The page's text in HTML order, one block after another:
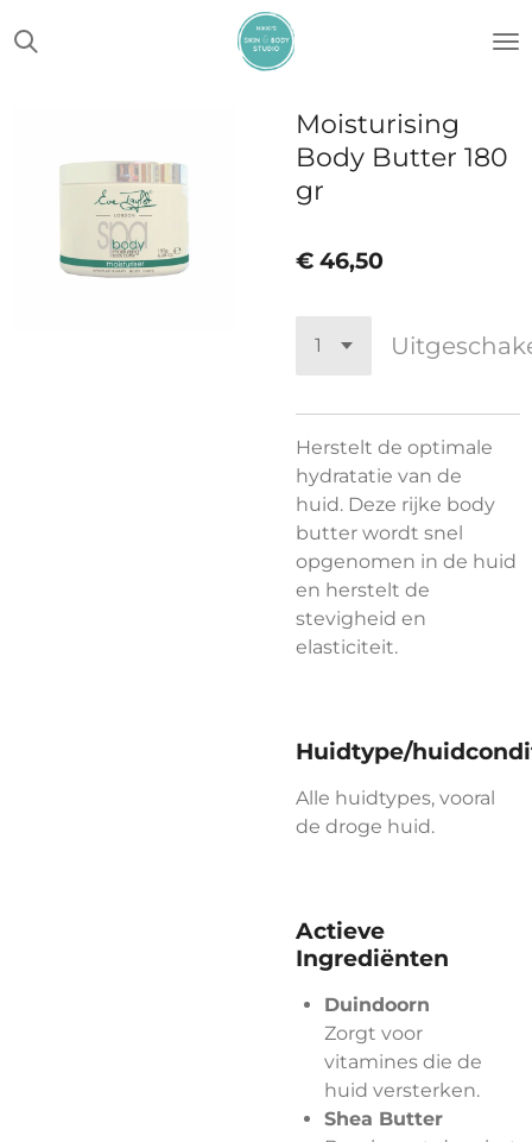
direct
Moisturising
Body Butter 180
gr
€ 46,50
Herstelt de optimale
hydratatie van de
huid. Deze rijke body
butter wordt snel
opgenomen in de huid
en herstelt de
stevigheid en
elasticiteit.
Huidtype/
Alle huidtypes, vooral
de droge huid.
Actieve
Ingrediënten
Duindoorn
Zorgt voor
vitamines die de
huid versterken.
Shea Butter